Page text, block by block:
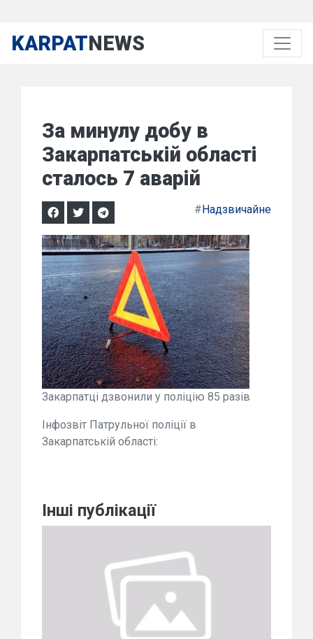
KARPATNEWS
За минулу добу в
Закарпатській області
сталось 7 аварій
#Надзвичайне
Закарпатці дзвонили у поліцію 85 разів
Інфозвіт Патрульної поліції в
Закарпатській області:
Інші публікації